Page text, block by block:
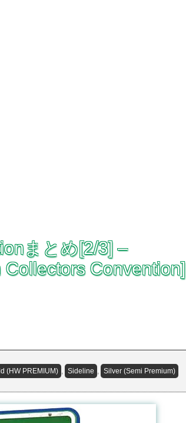
まとめ[2/3] –
Convention]
(HW PREMIUM) , Sideline , Silver (Semi Premium)